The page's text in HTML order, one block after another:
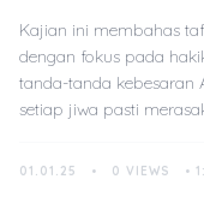
Kajian ini membahas
dengan fokus pada
tanda-tanda kebesaran
setiap jiwa pasti
01.01.25 • 0 VIEWS •